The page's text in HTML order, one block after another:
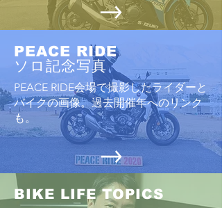
PEACE RIDE
ソロ記念写真
PEACE RIDE会場で撮影したライダーと
バイクの画像。過去開催年へのリンク
も。
BIKE LIFE TOPICS